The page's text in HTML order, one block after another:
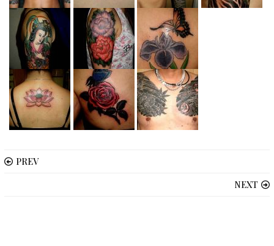
PREV
NEXT